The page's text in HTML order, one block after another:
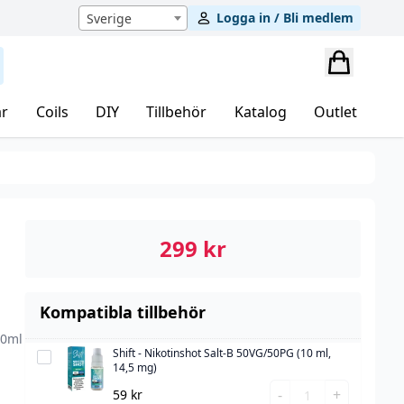
Sverige Logga in / Bli medlem
Coils DIY Tillbehör Katalog Outlet
299 kr
Kompatibla tillbehör
Shift
Shift - Nikotinshot Salt-B 50VG/50PG (10 ml,
14,5 mg)
59 kr -
Shift
+